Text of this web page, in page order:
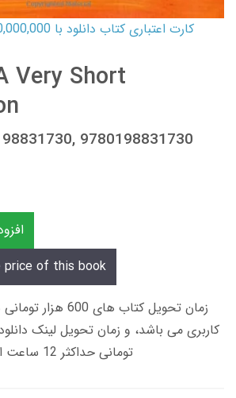
Very Short
9780198831730
price of this book
زمان تحویل کتاب
تومانی حداکثر 12 ساعت از طریق پیامک/ایمیل